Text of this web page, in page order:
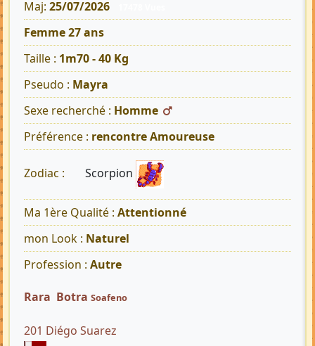
Maj: 25/07/2026
Femme 27 ans
Taille : 1m70 - 40 Kg
Pseudo : Mayra
Sexe recherché : Homme
Préférence : rencontre Amoureuse
Zodiac : Scorpion
Ma 1ère Qualité : Attentionné
mon Look : Naturel
Profession : Autre
Rara Botra Soafeno
201 Diégo Suarez